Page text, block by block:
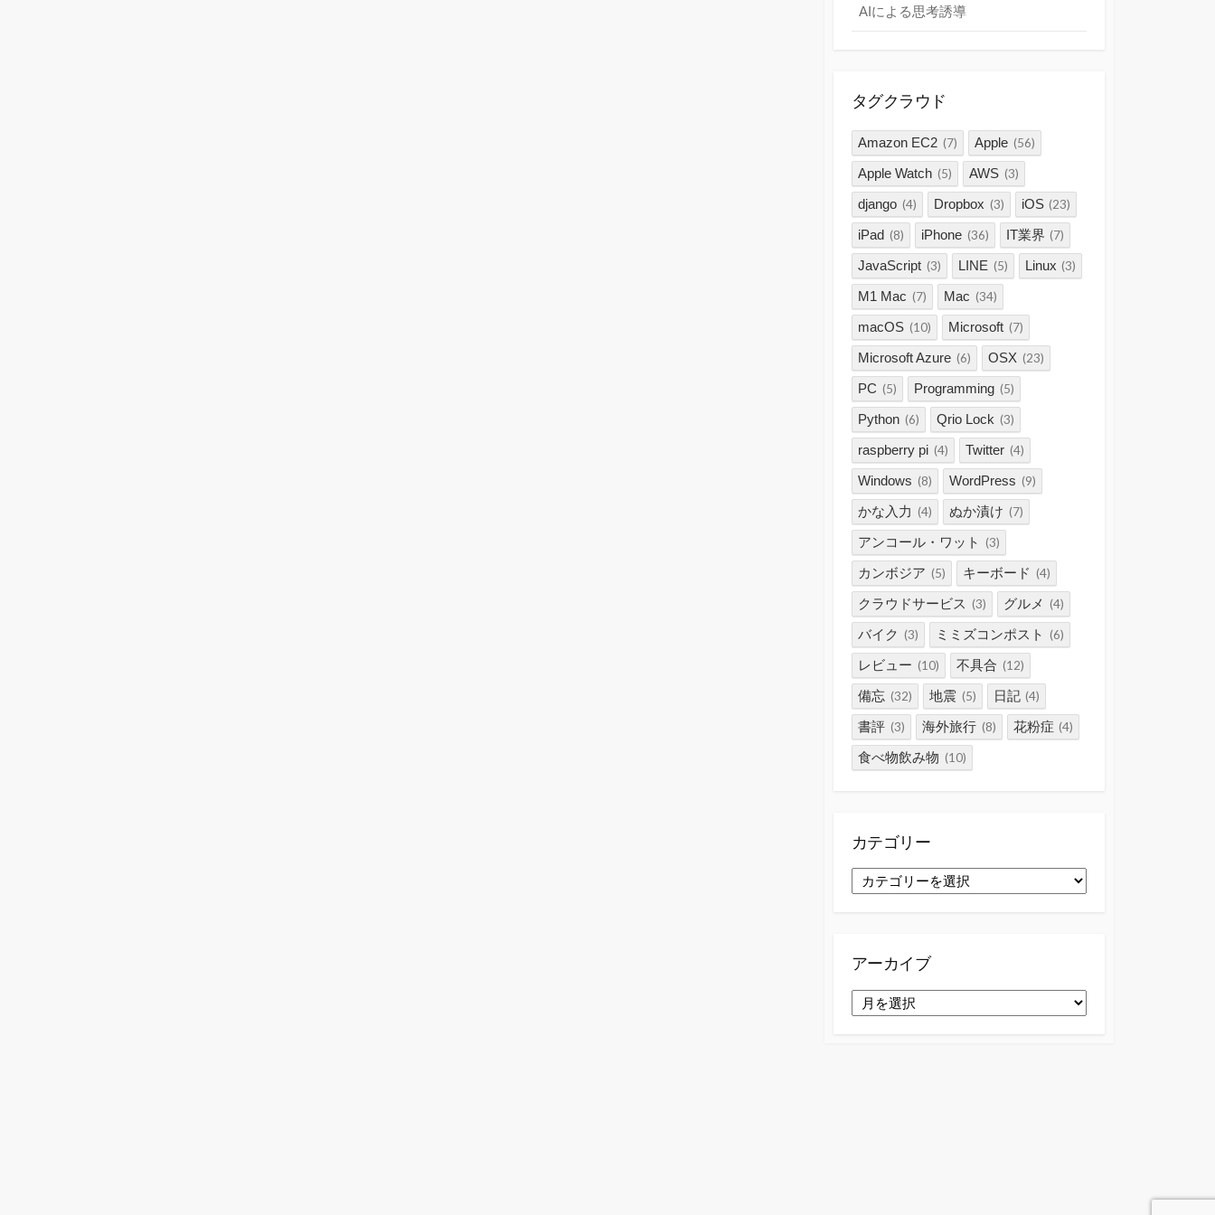
AIによる思考誘導
タグクラウド
Amazon EC2 (7) Apple (56)
Apple Watch (5) AWS (3)
django (4) Dropbox (3) iOS (23)
iPad (8) iPhone (36) IT業界 (7)
JavaScript (3) LINE (5) Linux (3)
M1 Mac (7) Mac (34)
macOS (10) Microsoft (7)
Microsoft Azure (6) OSX (23)
PC (5) Programming (5)
Python (6) Qrio Lock (3)
raspberry pi (4) Twitter (4)
Windows (8) WordPress (9)
かな入力 (4) ぬか漬け (7)
アンコール・ワット (3)
カンボジア (5) キーボード (4)
クラウドサービス (3) グルメ (4)
バイク (3) ミミズコンポスト (6)
レビュー (10) 不具合 (12)
備忘 (32) 地震 (5) 日記 (4)
書評 (3) 海外旅行 (8) 花粉症 (4)
食べ物飲み物 (10)
カテゴリー
カ
テ
アーカイブ
ー